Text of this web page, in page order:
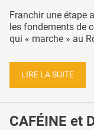
Franchir une étape
les fondements de
qui « marche » au
LIRE LA SUITE
CAFÉINE et